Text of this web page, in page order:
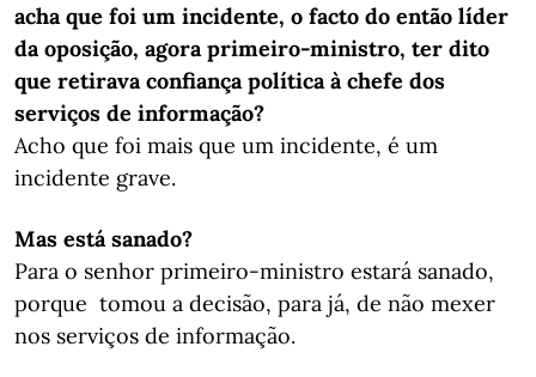
acha que foi um incidente, o facto do então líder
da oposição, agora primeiro-ministro, ter dito
que retirava confiança política à chefe dos
serviços de informação?
Acho que foi mais que um incidente, é um
incidente grave.
Mas está sanado?
Para o senhor primeiro-ministro estará sanado,
porque tomou a decisão, para já, de não mexer
nos serviços de informação.